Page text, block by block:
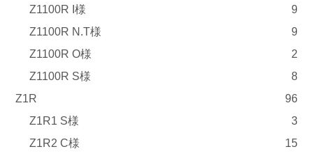
Z1100R I様
9
Z1100R N.T様
9
Z1100R O様
2
Z1100R S様
8
Z1R
96
Z1R1 S様
3
Z1R2 C様
15